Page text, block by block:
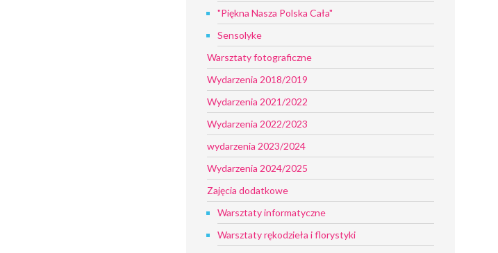
"Piękna Nasza Polska Cała"
Sensolyke
Warsztaty fotograficzne
Wydarzenia 2018/2019
Wydarzenia 2021/2022
Wydarzenia 2022/2023
wydarzenia 2023/2024
Wydarzenia 2024/2025
Zajęcia dodatkowe
Warsztaty informatyczne
Warsztaty rękodzieła i florystyki